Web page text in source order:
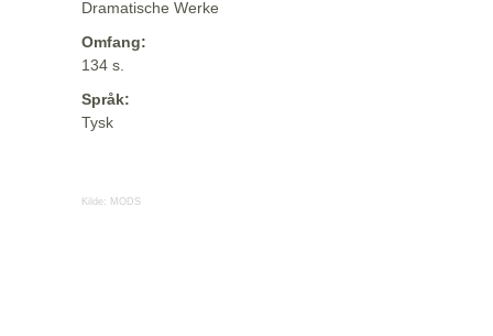
Dramatische Werke
Omfang:
134 s.
Språk:
Tysk
Kilde: MODS